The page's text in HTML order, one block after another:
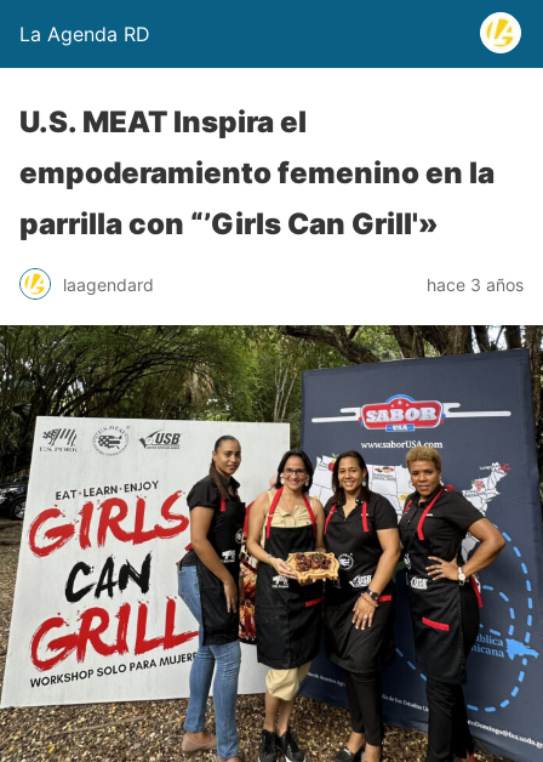
La Agenda RD
U.S. MEAT Inspira el
empoderamiento femenino en la
parrilla con “’Girls Can Grill'»
laagendard hace 3 años